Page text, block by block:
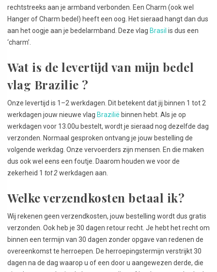
rechtstreeks aan je armband verbonden. Een Charm (ook wel
Hanger of Charm bedel) heeft een oog. Het sieraad hangt dan dus
aan het oogje aan je bedelarmband. Deze vlag Brasil is dus een
‘charm’.
Wat is de levertijd van mijn bedel
vlag Brazilie ?
Onze levertijd is 1–2 werkdagen. Dit betekent dat jij binnen 1 tot 2
werkdagen jouw nieuwe vlag Brazilië binnen hebt. Als je op
werkdagen voor 13.00u bestelt, wordt je sieraad nog dezelfde dag
verzonden. Normaal gesproken ontvang je jouw bestelling de
volgende werkdag. Onze vervoerders zijn mensen. En die maken
dus ook wel eens een foutje. Daarom houden we voor de
zekerheid 1 tot 2werkdagen aan.
Welke verzendkosten betaal ik?
Wij rekenen geen verzendkosten, jouw bestelling wordt dus gratis
verzonden. Ook heb je 30 dagen retour recht. Je hebt het recht om
binnen een termijn van 30 dagen zonder opgave van redenen de
overeenkomst te herroepen. De herroepingstermijn verstrijkt 30
dagen na de dag waarop u of een door u aangewezen derde, die